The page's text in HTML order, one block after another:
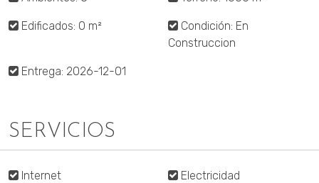
Edificados: 0 m²
Condición: En
Construccion
Entrega: 2026-12-01
SERVICIOS
Internet Electricidad